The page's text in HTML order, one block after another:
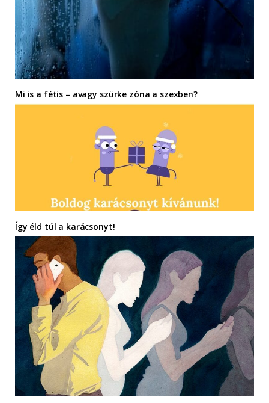
Mi is a fétis – avagy szürke zóna a szexben?
Így éld túl a karácsonyt!